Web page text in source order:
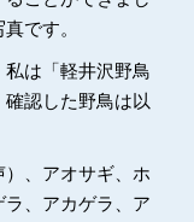
です。
は「軽井沢野鳥
認した野鳥は以
、アオサギ、ホ
ラ、アカゲラ、ア